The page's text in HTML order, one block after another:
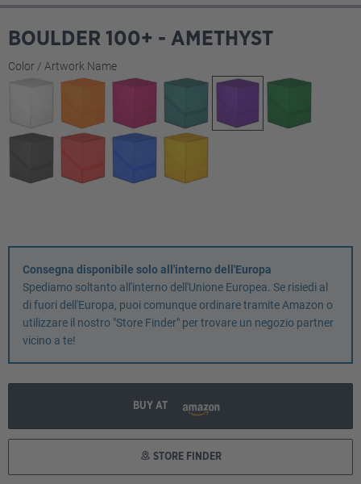
BOULDER 100+ - AMETHYST
Seleziona
Color / Artwork Name
Consegna disponibile solo all'interno dell'Europa
Spediamo soltanto all'interno dell'Unione Europea. Se risiedi al
di fuori dell'Europa, puoi comunque ordinare tramite Amazon o
utilizzare il nostro "Store Finder" per trovare un negozio partner
vicino a te!
BUY AT
STORE FINDER